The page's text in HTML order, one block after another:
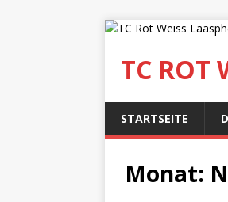
TC ROT
STARTSEITE
Monat: